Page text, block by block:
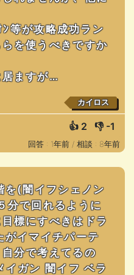
等が攻略成功ラン
を使うべきですか
居ますが…
カイロス
👍 2 👎 -1
回答 : 1年前 / 相談 : 8年前
を(闇イフシェノン
分で回れるように
標にすべきはドラ
がイマイチパーテ
分で考えてるの
イガン 闇イフ ベラ